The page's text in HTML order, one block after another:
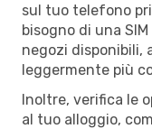
sul tuo telefono
bisogno di una
negozi disponibili,
leggermente più
Inoltre, verifica le
al tuo alloggio,